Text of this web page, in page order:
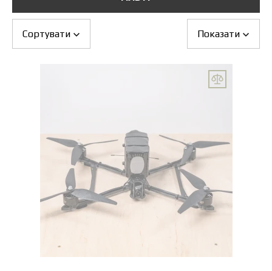
Оплата і доставка
Партнерам
Ремонт та сервіс
Сортувати Показати